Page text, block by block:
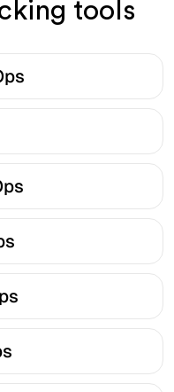
tools